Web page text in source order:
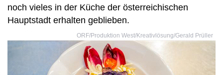
noch vieles in der Küche der österreichischen
Hauptstadt erhalten geblieben.
ORF/Produktion West/Kreativlösung/Gerald Prüller